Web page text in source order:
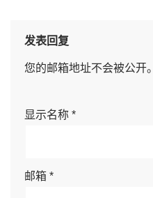
发表回复
您的邮箱地址不会被公开。
显示名称 *
邮箱 *